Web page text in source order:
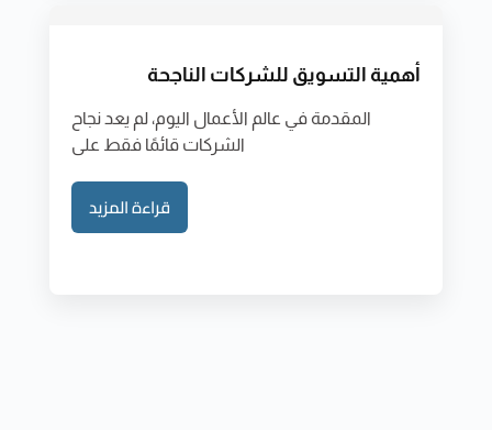
أهمية التسويق للشركات الناجحة
المقدمة في عالم الأعمال اليوم، لم يعد نجاح
الشركات قائمًا فقط على
قراءة المزيد